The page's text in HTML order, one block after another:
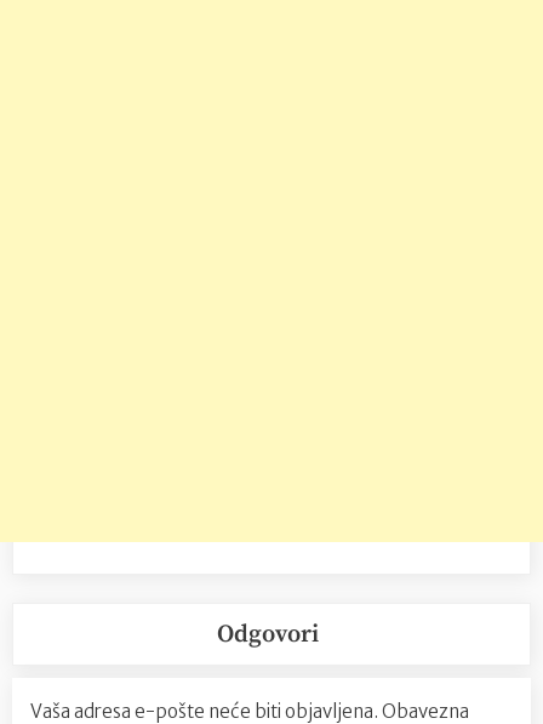
Odgovori
Vaša adresa e-pošte neće biti objavljena. Obavezna